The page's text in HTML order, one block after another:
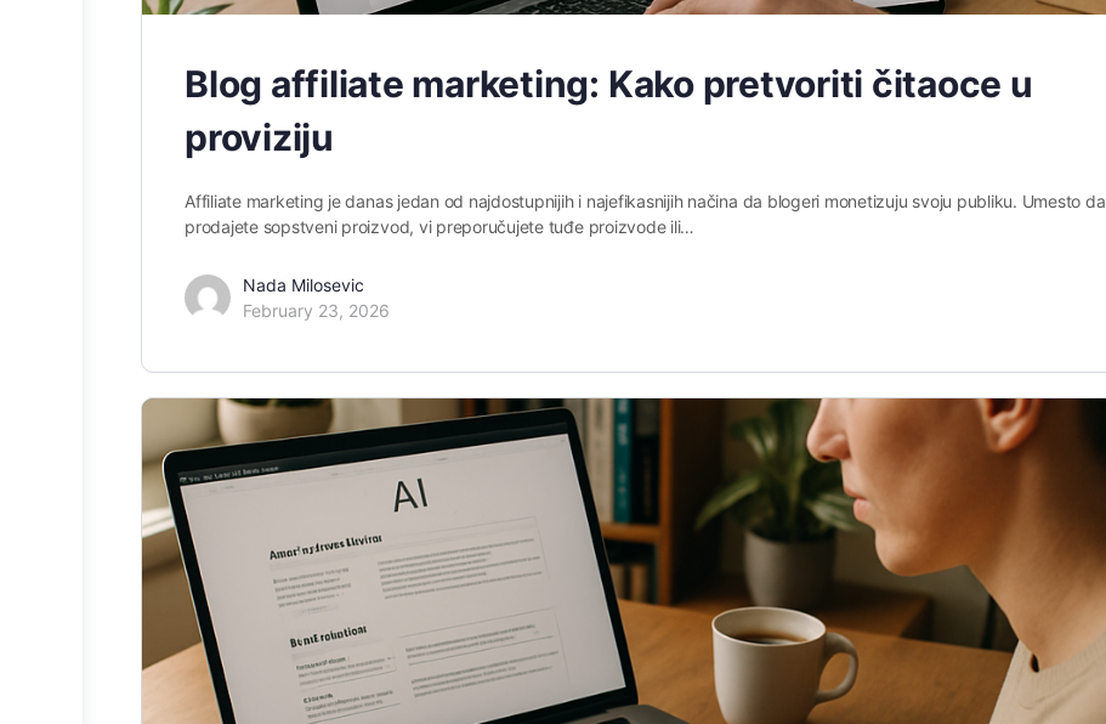
Blog affiliate marketing: Kako pretvoriti čitaoce u
proviziju
Affiliate marketing je danas jedan od najdostupnijih i najefikasnijih načina da blogeri monetizuju svoju publiku. Umesto da
prodajete sopstveni proizvod, vi preporučujete tuđe proizvode ili…
Nada Milosevic
February 23, 2026